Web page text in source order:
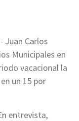
Juan Carlos
Municipales en
vacacional la
un 15 por
entrevista,